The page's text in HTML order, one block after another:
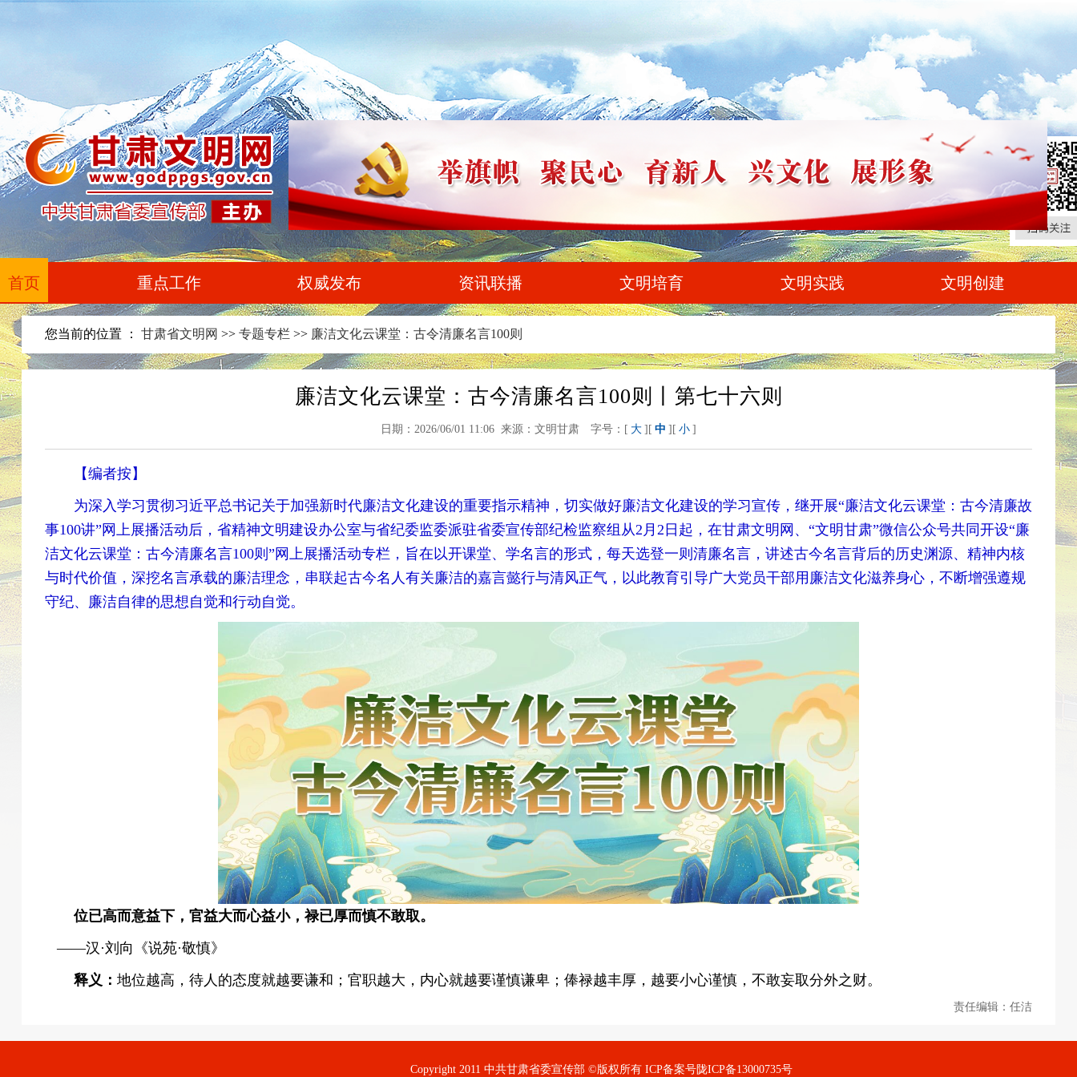
首页 重点工作 权威发布 资讯联播 文明培育 文明实践 文明创建
您当前的位置 ： 甘肃省文明网 >> 专题专栏 >> 廉洁文化云课堂：古令清廉名言100则
廉洁文化云课堂：古今清廉名言100则丨第七十六则
日期：2026/06/01 11:06 来源：文明甘肃 字号：[ 大 ][ 中 ][ 小 ]
【编者按】
为深入学习贯彻习近平总书记关于加强新时代廉洁文化建设的重要指示精神，切实做好廉洁文化建设的学习宣传，继开展“廉洁文化云课堂：古今清廉故
事100讲”网上展播活动后，省精神文明建设办公室与省纪委监委派驻省委宣传部纪检监察组从2月2日起，在甘肃文明网、“文明甘肃”微信公众号共同开设“廉
洁文化云课堂：古今清廉名言100则”网上展播活动专栏，旨在以开课堂、学名言的形式，每天选登一则清廉名言，讲述古今名言背后的历史渊源、精神内核
与时代价值，深挖名言承载的廉洁理念，串联起古今名人有关廉洁的嘉言懿行与清风正气，以此教育引导广大党员干部用廉洁文化滋养身心，不断增强遵规
守纪、廉洁自律的思想自觉和行动自觉。
位已高而意益下，官益大而心益小，禄已厚而慎不敢取。
——汉·刘向《说苑·敬慎》
释义： 地位越高，待人的态度就越要谦和；官职越大，内心就越要谨慎谦卑；俸禄越丰厚，越要小心谨慎，不敢妄取分外之财。
责任编辑：任洁
Copyright 2011 中共甘肃省委宣传部 ©版权所有 ICP备案号陇ICP备13000735号